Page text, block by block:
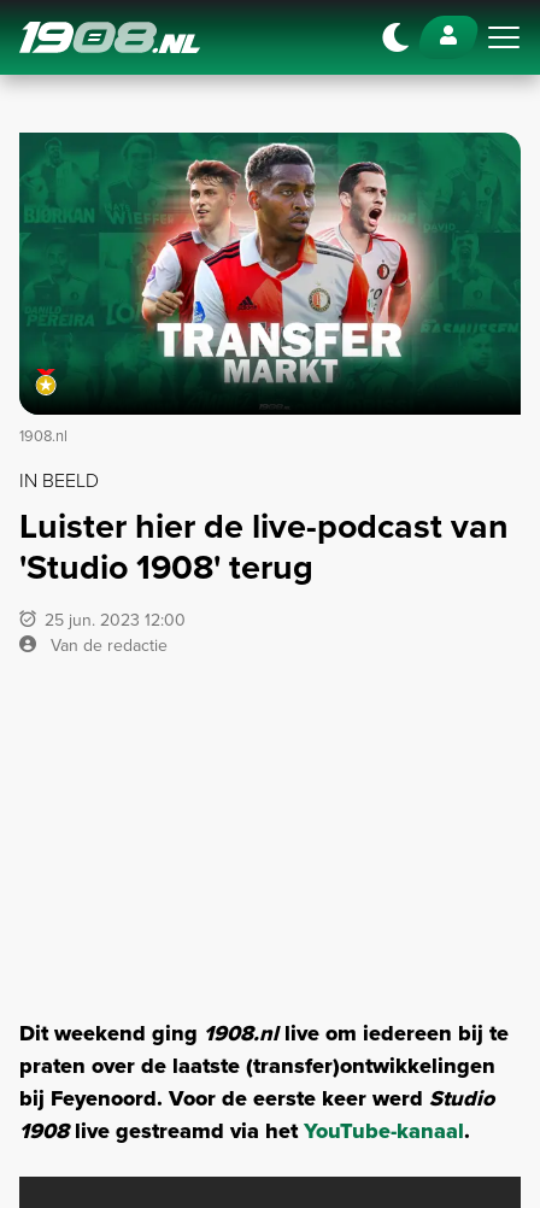
Navigation
1908.nl
IN BEELD
Luister hier de live-podcast van
'Studio 1908' terug
25 jun. 2023 12:00
Van de redactie
Dit weekend ging 1908.nllive om iedereen bij te
praten over de laatste (transfer)ontwikkelingen
bij Feyenoord. Voor de eerste keer werd Studio
1908live gestreamd via hetYouTube-kanaal.